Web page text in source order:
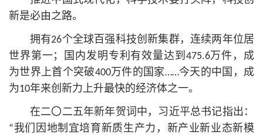
新是必由之路。
拥有26个全球百强科技创新集群，连续两年位居
世界第一；国内发明专利有效量达到475.6万件，成
为世界上首个突破400万件的国家……今天的中国，成
为10年来创新力上升最快的经济体之一。
在二〇二五年新年贺词中，习 近平总书记指出：
“我们因地制宜培育新质生产力，新产业新业态新模